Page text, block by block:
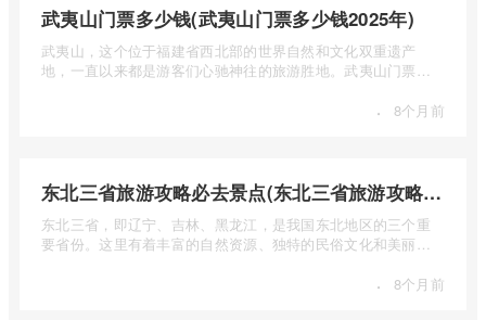
武夷山门票多少钱(武夷山门票多少钱2025年)
武夷山，这个位于福建省西北部的世界自然和文化双重遗产
地，一直以来都是游客们心驰神往的旅游胜地。武夷山门票多
· 8个月前
东北三省旅游攻略必去景点(东北三省旅游攻略必去景点视频介绍)
东北三省，即辽宁、吉林、黑龙江，是我国东北地区的三个重
要省份。这里有着丰富的自然资源、独特的民俗文化和美丽的
· 8个月前